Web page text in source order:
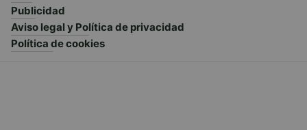
Publicidad
Aviso legal y Política de privacidad
Política de cookies